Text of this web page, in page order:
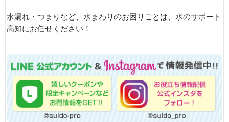
水漏れ・つまりなど、水まわりのお困りごとは、水のサポート
高知にお任せください！